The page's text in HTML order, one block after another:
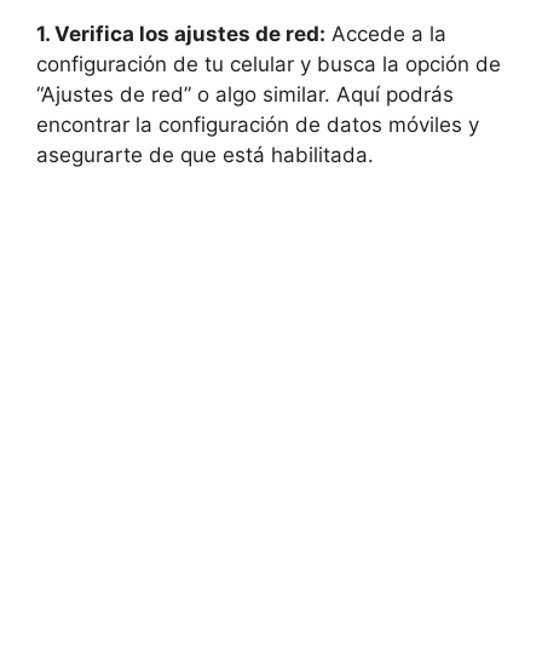
1. Verifica los ajustes ‌de red: Accede a la
configuración de tu celular y busca ‌la opción de
“Ajustes de red” o algo ‌similar. Aquí ‍podrás
encontrar la configuración de datos móviles y
asegurarte ‌de que está habilitada.